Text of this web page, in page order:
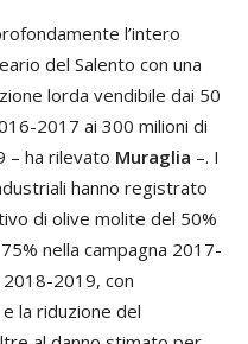
l’intero
del Salento con una
lorda vendibile dai 50
2017 ai 300 milioni di
– ha rilevato Muraglia –. I
hanno registrato
di olive molite del 50%
nella campagna 2017-
2019, con
la riduzione del